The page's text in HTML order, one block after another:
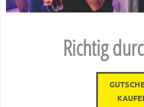
Richtig